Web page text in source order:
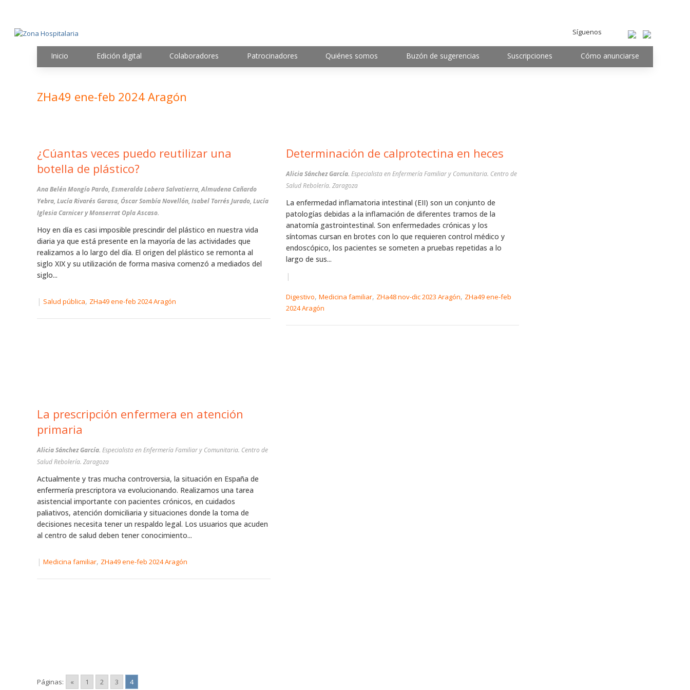
Síguenos
Inicio Edición digital Colaboradores Patrocinadores Quiénes somos Buzón de sugerencias Suscripciones Cómo anunciarse
ZHa49 ene-feb 2024 Aragón
¿Cúantas veces puedo reutilizar una
botella de plástico?
Ana Belén Mongío Pardo, Esmeralda Lobera Salvatierra, Almudena Cañardo
Yebra, Lucía Rivarés Garasa, Óscar Sombía Novellón, Isabel Torrés Jurado, Lucía
Iglesia Carnicer y Monserrat Opla Ascaso.
Hoy en día es casi imposible prescindir del plástico en nuestra vida
diaria ya que está presente en la mayoría de las actividades que
realizamos a lo largo del día. El origen del plástico se remonta al
siglo XIX y su utilización de forma masiva comenzó a mediados del
siglo...
| Salud pública, ZHa49 ene-feb 2024 Aragón
La prescripción enfermera en atención
primaria
Alicia Sánchez García. Especialista en Enfermería Familiar y Comunitaria. Centro de
Salud Rebolería. Zaragoza
Actualmente y tras mucha controversia, la situación en España de
enfermería prescriptora va evolucionando. Realizamos una tarea
asistencial importante con pacientes crónicos, en cuidados
paliativos, atención domiciliaria y situaciones donde la toma de
decisiones necesita tener un respaldo legal. Los usuarios que acuden
al centro de salud deben tener conocimiento...
| Medicina familiar, ZHa49 ene-feb 2024 Aragón
Determinación de calprotectina en heces
Alicia Sánchez García. Especialista en Enfermería Familiar y Comunitaria. Centro de
Salud Rebolería. Zaragoza
La enfermedad inflamatoria intestinal (EII) son un conjunto de
patologías debidas a la inflamación de diferentes tramos de la
anatomía gastrointestinal. Son enfermedades crónicas y los
síntomas cursan en brotes con lo que requieren control médico y
endoscópico, los pacientes se someten a pruebas repetidas a lo
largo de sus...
|
Digestivo, Medicina familiar, ZHa48 nov-dic 2023 Aragón, ZHa49 ene-feb
2024 Aragón
Páginas: « 1 2 3 4